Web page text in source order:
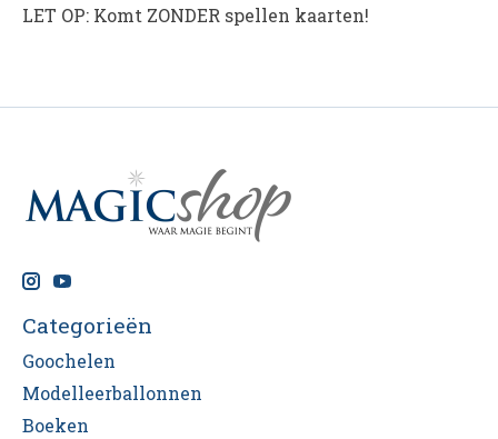
LET OP: Komt ZONDER spellen kaarten!
Categorieën
Goochelen
Modelleerballonnen
Boeken